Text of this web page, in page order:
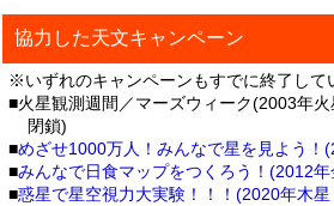
協力した天文キャンペーン
※いずれのキャンペーンもすでに終了して
■火星観測週間／マーズウィーク(2003年
閉鎖)
■めざせ1000万人！みんなで星を見よう！
■みんなで日食マップをつくろう！(2012年
■惑星で星空視力大実験！！！(2020年木